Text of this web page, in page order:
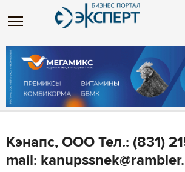
Кэнапс, ООО Тел.: (831)
mail: